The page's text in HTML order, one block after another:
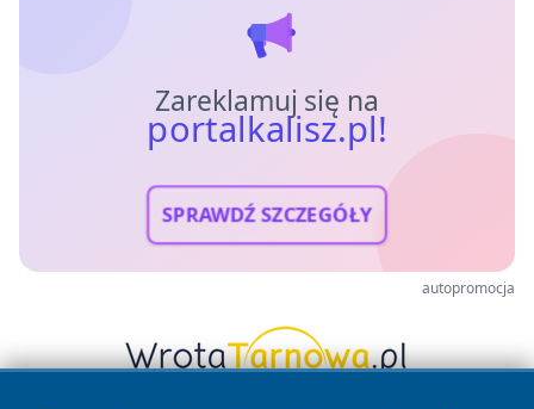
Zareklamuj się na
portalkalisz.pl!
SPRAWDŹ SZCZEGÓŁY
autopromocja